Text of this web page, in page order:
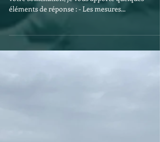
La réponse suivante a été donnée : Faisant suite à
votre sollicitation, je vous apporte quelques
éléments de réponse : - Les mesures...